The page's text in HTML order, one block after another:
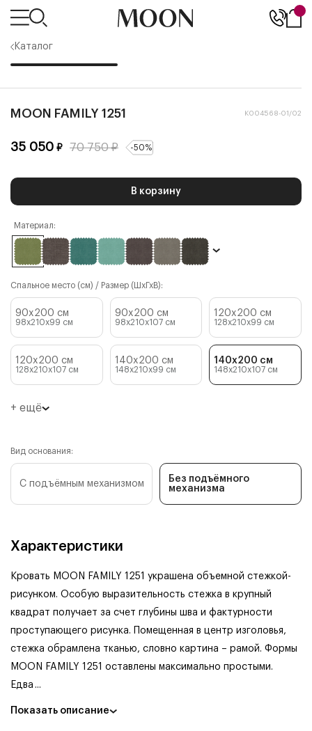
Каталог
MOON FAMILY 1251 К004568-01/02
35 050 ₽ 70 750₽ -50%
В корзину
Материал:
Спальное место (см) / Размер (ШхГхВ):
90x200 см
98x210x99 см
90x200 см
98x210x107см
120x200 см
128x210x99 см
120x200 см
128x210x107 см
140x200 см
148x210x99 см
140x200 см
148x210x107 см
+ ещё
Вид основания:
С подъёмным механизмом
Без подъёмного
механизма
Характеристики
Кровать MOON FAMILY 1251 украшена объемной стежкой-
рисунком. Особую выразительность стежка в крупный
квадрат получает за счет глубины шва и фактурности
проступающего рисунка. Помещенная в центр изголовья,
стежка обрамлена тканью, словно картина – рамой. Формы
MOON FAMILY 1251 оставлены максимально простыми.
Едва ...
Показать описание